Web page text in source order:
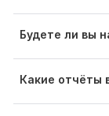
Будете ли вы
Какие отчёты